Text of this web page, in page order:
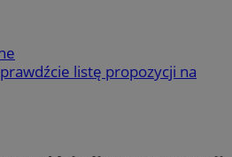
listę propozycji na